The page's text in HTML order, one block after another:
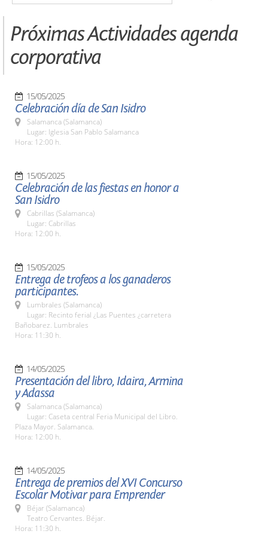
Próximas Actividades agenda
corporativa
15/05/2025
Celebración día de San Isidro
Salamanca (Salamanca)
Lugar: Iglesia San Pablo Salamanca
Hora: 12:00 h.
15/05/2025
Celebración de las fiestas en honor a
San Isidro
Cabrillas (Salamanca)
Lugar: Cabrillas
Hora: 12:00 h.
15/05/2025
Entrega de trofeos a los ganaderos
participantes.
Lumbrales (Salamanca)
Lugar: Recinto ferial ¿Las Puentes ¿carretera
Bañobarez. Lumbrales
Hora: 11:30 h.
14/05/2025
Presentación del libro, Idaira, Armina
y Adassa
Salamanca (Salamanca)
Lugar: Caseta central Feria Municipal del Libro.
Plaza Mayor. Salamanca.
Hora: 12:00 h.
14/05/2025
Entrega de premios del XVI Concurso
Escolar Motivar para Emprender
Béjar (Salamanca)
Teatro Cervantes. Béjar.
Hora: 11:30 h.